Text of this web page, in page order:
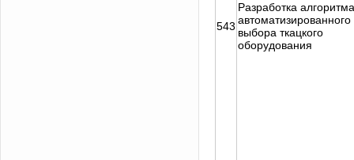
543
Разработка алгоритма
автоматизированного
выбора ткацкого
оборудования